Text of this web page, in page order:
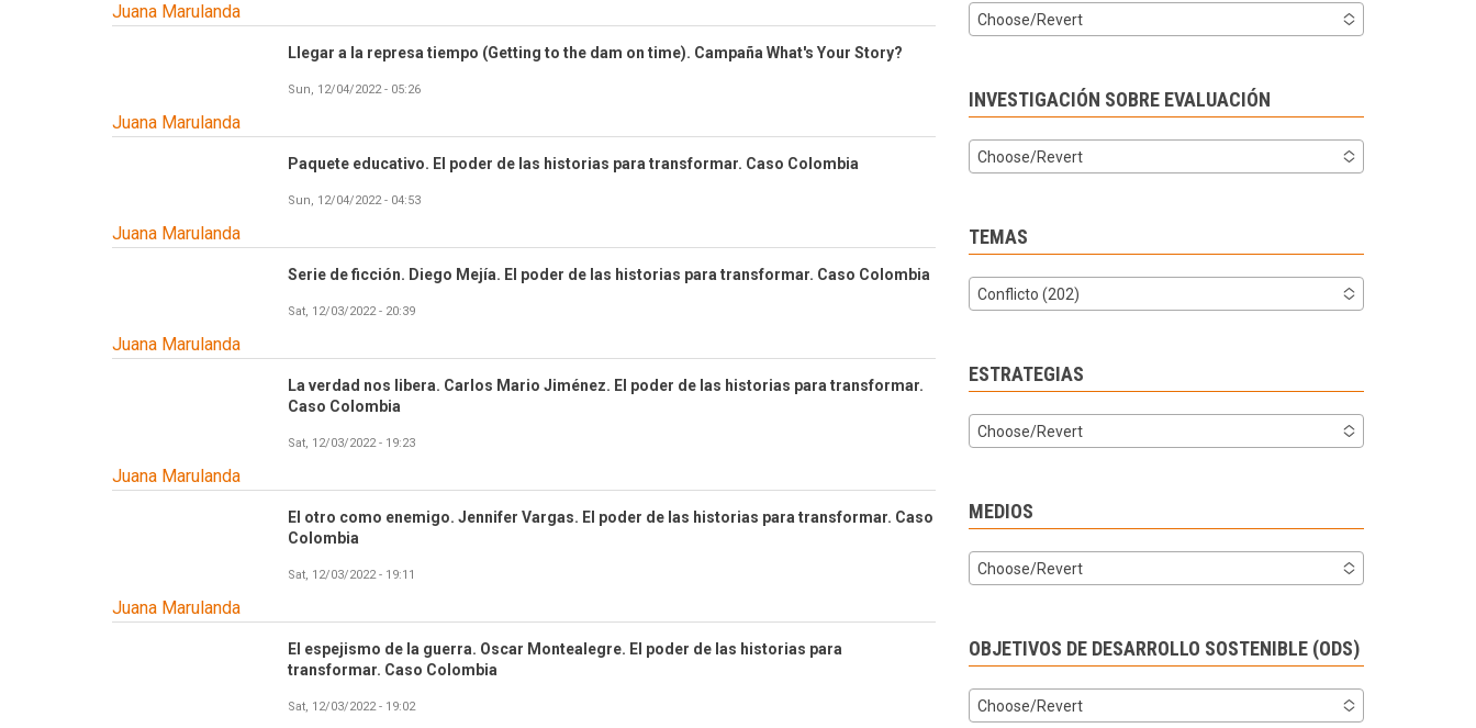
Juana Marulanda
Llegar a la represa tiempo (Getting to the dam on time). Campaña What's Your Story?
Sun, 12/04/2022 - 05:26
Juana Marulanda
Paquete educativo. El poder de las historias para transformar. Caso Colombia
Sun, 12/04/2022 - 04:53
Juana Marulanda
Serie de ficción. Diego Mejía. El poder de las historias para transformar. Caso Colombia
Sat, 12/03/2022 - 20:39
Juana Marulanda
La verdad nos libera. Carlos Mario Jiménez. El poder de las historias para transformar.
Caso Colombia
Sat, 12/03/2022 - 19:23
Juana Marulanda
El otro como enemigo. Jennifer Vargas. El poder de las historias para transformar. Caso
Colombia
Sat, 12/03/2022 - 19:11
Juana Marulanda
El espejismo de la guerra. Oscar Montealegre. El poder de las historias para
transformar. Caso Colombia
Sat, 12/03/2022 - 19:02
Choose/Revert
INVESTIGACIÓN SOBRE EVALUACIÓN
Choose/Revert
TEMAS
Conflicto (202)
ESTRATEGIAS
Choose/Revert
MEDIOS
Choose/Revert
OBJETIVOS DE DESARROLLO SOSTENIBLE (ODS)
Choose/Revert